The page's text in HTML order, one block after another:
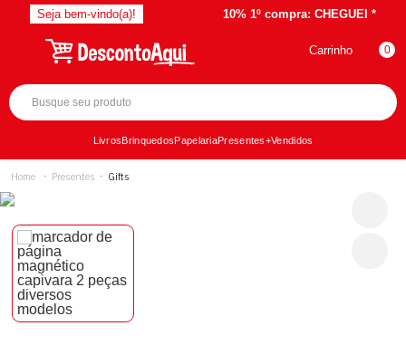
Seja bem-vindo(a)! 10% 1º compra: CHEGUEI *
Carrinho 0
LivrosBrinquedosPapelariaPresentes+Vendidos
Presentes Gifts